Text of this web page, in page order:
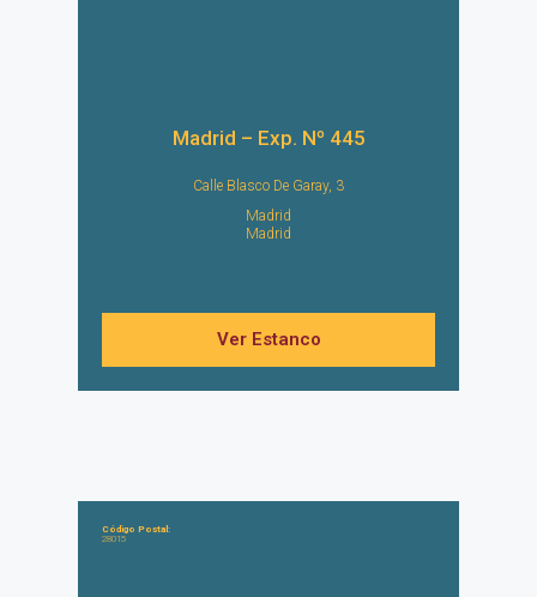
Madrid – Exp. Nº 445
Calle Blasco De Garay, 3
Madrid
Madrid
Ver Estanco
Código Postal:
28015